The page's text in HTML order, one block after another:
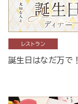
レストラン
誕生日はなだ万で！